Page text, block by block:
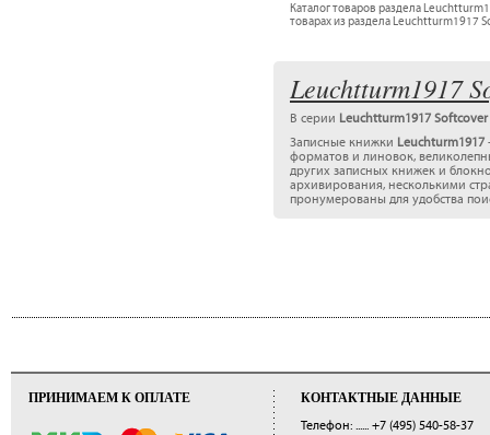
Каталог товаров раздела
товарах из раздела Leuchtturm1917
Leuchtturm1917
В серии Leuchtturm1917 Softcover
Записные книжки Leuchturm1917
форматов и линовок,
других записных книжек и
архивирования, несколькими
пронумерованы для удобства
ПРИНИМАЕМ К ОПЛАТЕ КОНТАКТНЫЕ ДАННЫЕ
Телефон: ...... +7 (495) 540-58-37